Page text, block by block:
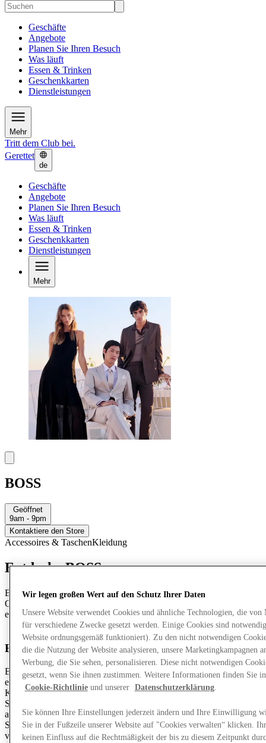
Geschäfte
Angebote
Planen Sie Ihren Besuch
Was läuft
Essen & Trinken
Geschenkkarten
Dienstleistungen
Mehr
Tritt dem Club bei.
Gerettet
de
Geschäfte
Angebote
Planen Sie Ihren Besuch
Was läuft
Essen & Trinken
Geschenkkarten
Dienstleistungen
Mehr
BOSS
Geöffnet
9am - 9pm
Kontaktiere den Store
Accessoires & TaschenKleidung
Entdecke BOSS
BOSS-Kollektionen sind elegant, modern und legen Wert auf
Qualität und Design, um einen makellosen Look zu schaffen – für
einen geschäftlichen, legeren oder sportlichen Look.
BOSS Herrenmode
BOSS Menswear hat durch seine Schneiderei ikonischen Status
erlangt, bietet aber mehr als nur den perfekten Anzug. Die
Kollektionen zeichnen sich zudem durch legere und sportliche
Stücke aus, die eine komplette Garderobe bieten, die zu einem
aktiven, modernen Lebensstil passt. Schneiderei und
Sportbekleidung werden zu einem Look kombiniert, der auf alles
vorbereitet ist, was der Tag bereithält.
Wir legen großen Wert auf den Schutz Ihrer Daten
Unsere Website verwendet Cookies und ähnliche Technologien, die
für verschiedene Zwecke gesetzt werden. Einige Cookies sind
Website ordnungsgemäß funktioniert). Zu den nicht notwendigen
die die Nutzung der Website analysieren, unsere Marketingkampagnen
Werbung, die Sie sehen, personalisieren. Diese nicht notwendigen
gesetzt, wenn Sie ihnen zustimmen. Weitere Informationen finden Sie
Cookie-Richtlinieund unserer Datenschutzerklärung.
Sie können Ihre Einstellungen jederzeit ändern und Ihre Einwilligung
Sie in der Fußzeile unserer Website auf "Cookies verwalten“ klicken.
keinen Einfluss auf die Rechtmäßigkeit der bis zu diesem Zeitpunkt